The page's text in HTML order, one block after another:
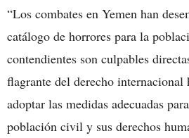
“Los combates en Yemen han
catálogo de horrores para la
contendientes son culpables
flagrante del derecho
adoptar las medidas adecuadas
población civil y sus derechos